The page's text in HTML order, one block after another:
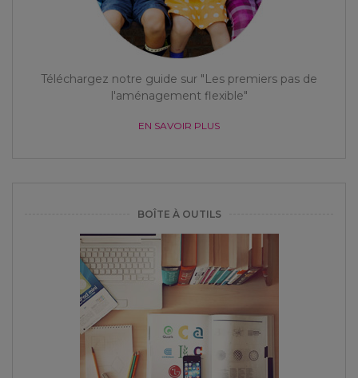
Téléchargez notre guide sur "Les premiers pas de
l'aménagement flexible"
EN SAVOIR PLUS
BOÎTE À OUTILS